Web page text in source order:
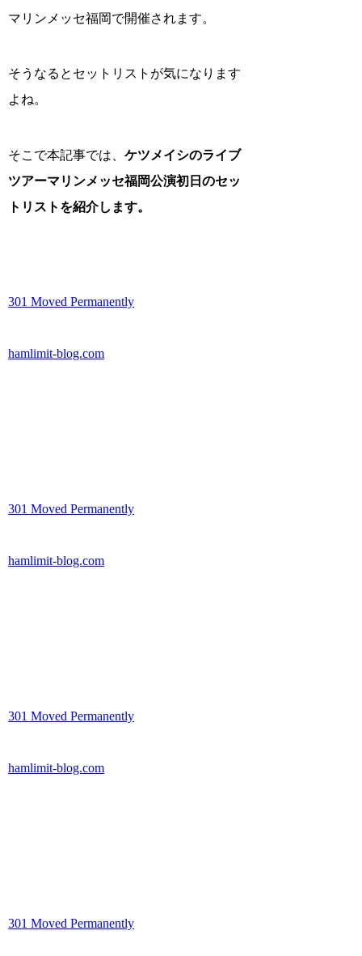
マリンメッセ福岡で開催されます。
そうなるとセットリストが気になります
よね。
そこで本記事では、ケツメイシのライブ
ツアーマリンメッセ福岡公演初日のセッ
トリストを紹介します。
301 Moved Permanently
hamlimit-blog.com
301 Moved Permanently
hamlimit-blog.com
301 Moved Permanently
hamlimit-blog.com
301 Moved Permanently